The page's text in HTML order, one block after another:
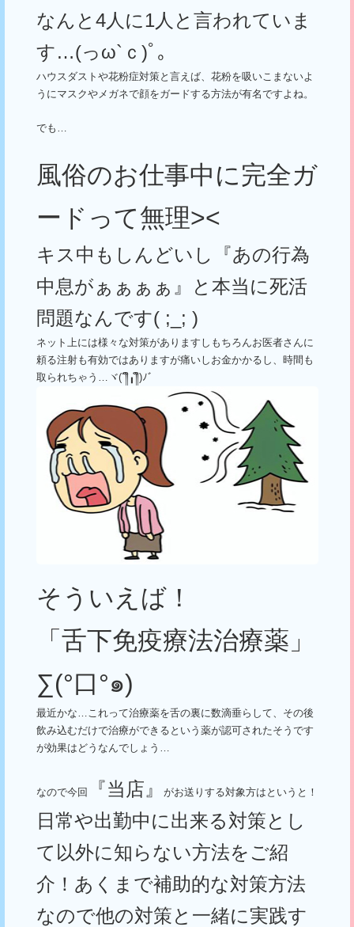
なんと 4人に1人と言われていま
す…(っω` ｃ )ﾟ｡
ハウスダストや花粉症対策と言えば、花粉を吸いこまないよ
うにマスクやメガネで顔をガードする方法が有名ですよね。
でも…
風俗のお仕事中に完全ガ
ードって無理><
キス中もしんどいし『あの行為
中息がぁぁぁぁ』と本当に死活
問題なんです( ;_; )
ネット上には様々な対策がありますしもちろんお医者さんに
頼る注射も有効ではありますが痛いしお金かかるし、時間も
取られちゃう…ヾ(´༎ຶ╻༎ຶ)ﾉﾞ
そういえば！
「舌下免疫療法治療薬」
∑(°口°๑)
最近かな…これって治療薬を舌の裏に数滴垂らして、その後
飲み込むだけで治療ができるという薬が認可されたそうです
が効果はどうなんでしょう…
なので今回 『当店』 がお送りする対象方はというと！
日常や出勤中に出来る対策とし
て以外に知らない方法をご紹
介！あくまで補助的な対策方法
なので他の対策と一緒に実践す